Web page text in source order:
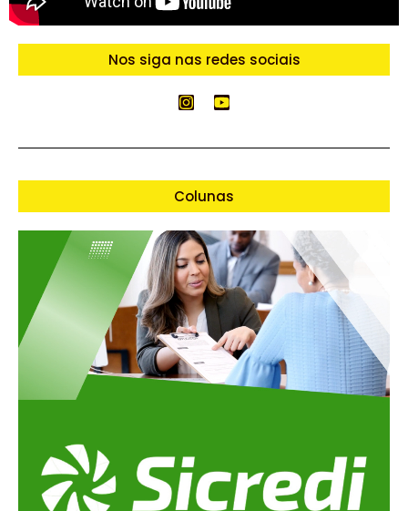
Nos siga nas redes sociais
Colunas